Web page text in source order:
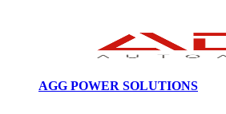
AGG POWER SOLUTIONS